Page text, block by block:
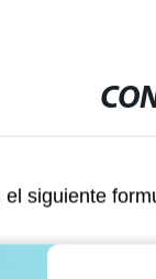
siguiente